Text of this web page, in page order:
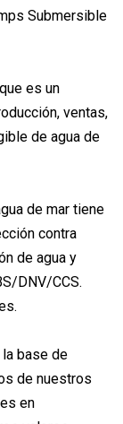
es un
ventas,
de agua de
de mar tiene
contra
de agua y
DNV/CCS.
base de
de nuestros
en